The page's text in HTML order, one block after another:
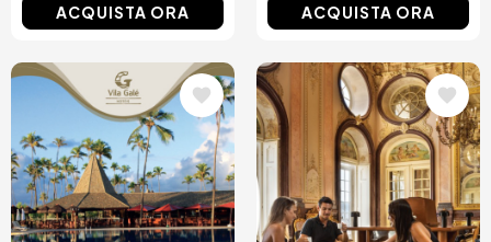
ACQUISTA ORA ACQUISTA ORA
Immagine Immagine